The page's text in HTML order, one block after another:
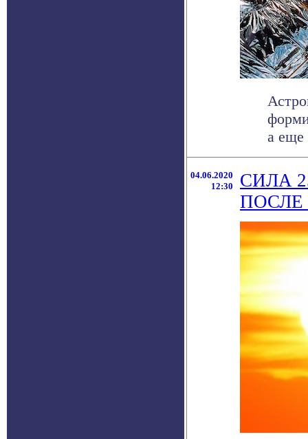
а еще
04.06.2020
12:30
СИЛА